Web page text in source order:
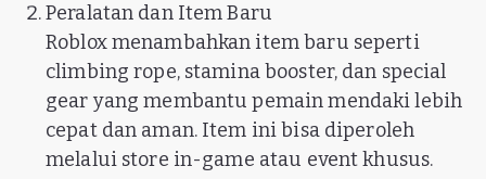
Peralatan dan Item Baru
Roblox menambahkan item baru seperti
climbing rope, stamina booster, dan special
gear yang membantu pemain mendaki lebih
cepat dan aman. Item ini bisa diperoleh
melalui store in-game atau event khusus.